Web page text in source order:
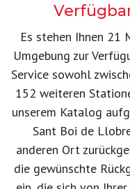
Es stehen Ihnen 21
Umgebung zur
Service sowohl
152 weiteren
unserem Katalog
Sant Boi de
anderen Ort
die gewünschte